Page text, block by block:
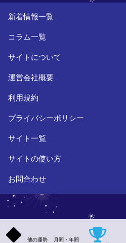
新着情報一覧
コラム一覧
サイトについて
運営会社概要
利用規約
プライバシーポリシー
サイト一覧
サイトの使い方
お問合わせ
他の運勢
月間・年間